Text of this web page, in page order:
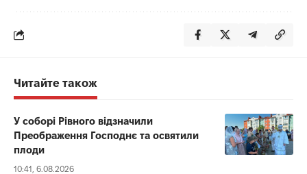
Читайте також
У соборі Рівного відзначили
Преображення Господнє та освятили
плоди
10:41, 6.08.2026